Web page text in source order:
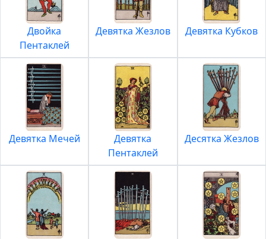
Двойка
Пентаклей
Девятка Жезлов Девятка Кубков
Девятка Мечей
Девятка
Пентаклей
Десятка Жезлов